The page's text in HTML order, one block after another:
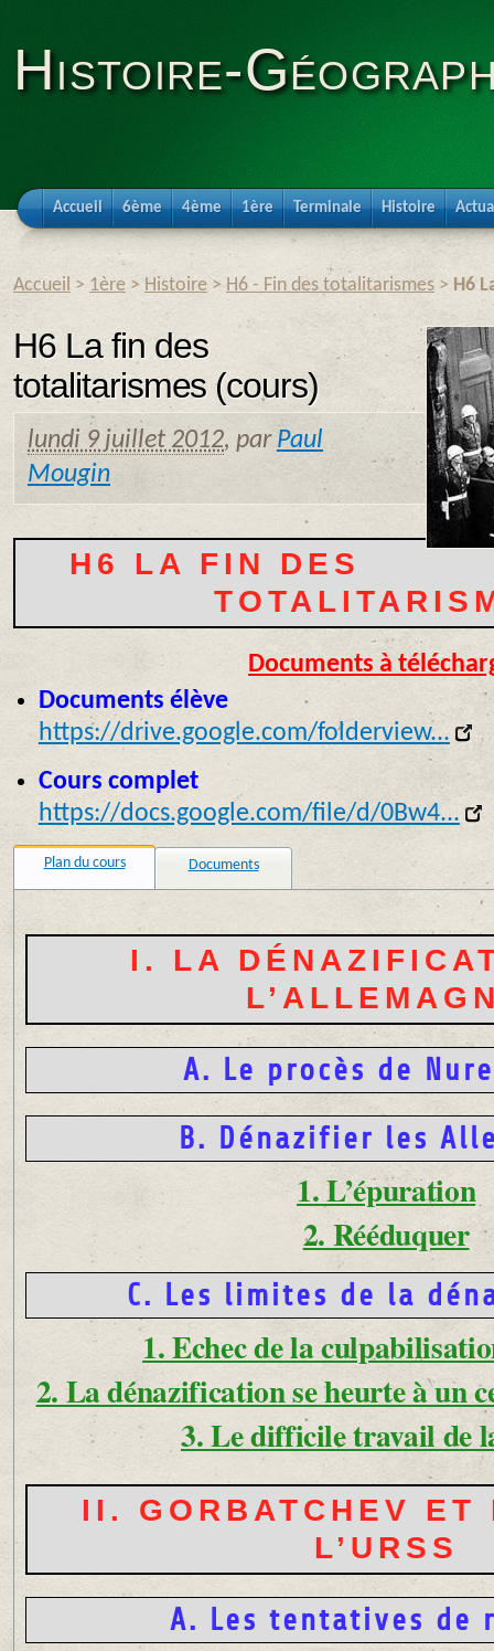
Histoire-
Accueil 6ème 4ème 1ère Terminale Histoire
Accueil > 1ère > Histoire > H6 - Fin des totalitarismes > H6
H6 La fin des
totalitarismes (cours)
lundi 9 juillet 2012, par Paul
Mougin
H6 LA FIN DES
Documents à
Documents élève
https://drive.google.com/folderview...
Cours complet
https://docs.google.com/file/d/0Bw4...
Plan du cours Documents
I. LA
A. Le procès de
B. Dénazifier les
1. L’épuration
2. Rééduquer
C. Les limites de la
1. Echec de la
2. La dénazification se heurte à un
3. Le difficile travail de
II. GORBATCHEV ET
L’URSS
A. Les tentatives de